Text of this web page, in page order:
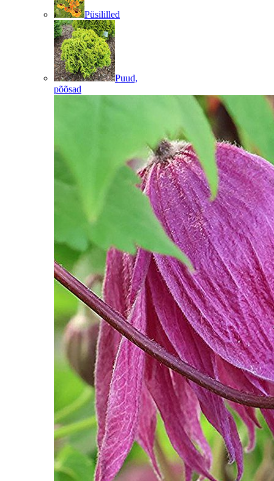
Püsililled
Puud,
põõsad